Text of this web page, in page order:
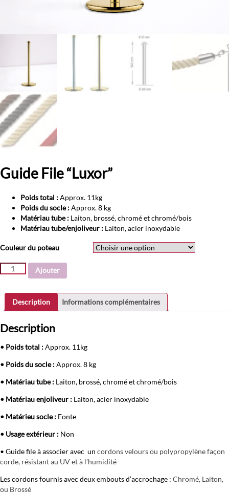
Guide File “Luxor”
Poids total :Approx. 11kg
Poids du socle :Approx. 8 kg
Matériau tube : Laiton, brossé, chromé et chromé/bois
Matériau tube/enjoliveur : Laiton, acier inoxydable
Couleur du poteau
quantité
"Luxor"
Ajouter
Description Informations complémentaires
Description
• Poids total :Approx. 11kg
• Poids du socle :Approx. 8 kg
• Matériau tube : Laiton, brossé, chromé et chromé/bois
• Matériau enjoliveur : Laiton, acier inoxydable
• Matérieu socle : Fonte
• Usage extérieur : Non
• Guide file à associer avec un cordons velours ou polypropylène façon
corde, résistant au UV et à l’humidité
Les cordons fournis avec deux embouts d’accrochage : Chromé, Laiton,
ou Brossé